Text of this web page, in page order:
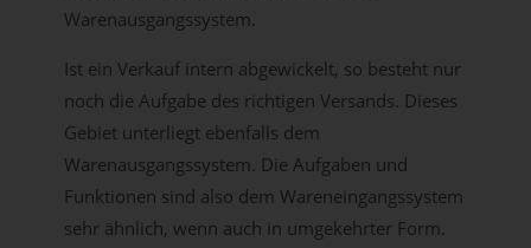
Warenausgangssystem.
Ist ein Verkauf intern abgewickelt, so besteht nur
noch die Aufgabe des richtigen Versands. Dieses
Gebiet unterliegt ebenfalls dem
Warenausgangssystem. Die Aufgaben und
Funktionen sind also dem Wareneingangssystem
sehr ähnlich, wenn auch in umgekehrter Form.